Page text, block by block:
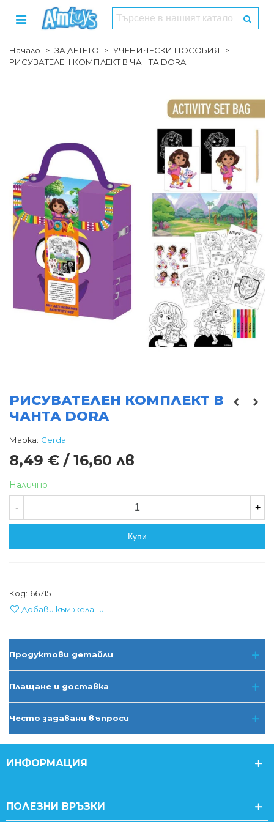
Начало > ЗА ДЕТЕТО > УЧЕНИЧЕСКИ ПОСОБИЯ
>
РИСУВАТЕЛЕН КОМПЛЕКТ В ЧАНТА DORA
РИСУВАТЕЛЕН КОМПЛЕКТ В
ЧАНТА DORA
Марка: Cerda
8,49 € / 16,60 лв
Налично
- +
Купи
Код: 66715
Добави към желани
Продуктови детайли
Плащане и доставка
Често задавани въпроси
ИНФОРМАЦИЯ
ПОЛЕЗНИ ВРЪЗКИ